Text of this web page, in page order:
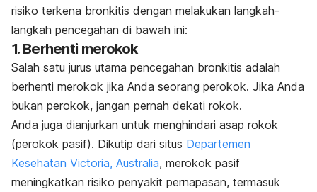
risiko terkena bronkitis dengan melakukan langkah-
langkah pencegahan di bawah ini:
1. Berhenti merokok
Salah satu jurus utama pencegahan bronkitis adalah
berhenti merokok jika Anda seorang perokok. Jika Anda
bukan perokok, jangan pernah dekati rokok.
Anda juga dianjurkan untuk menghindari asap rokok
(perokok pasif). Dikutip dari situs Departemen
Kesehatan Victoria, Australia, merokok pasif
meningkatkan risiko penyakit pernapasan, termasuk